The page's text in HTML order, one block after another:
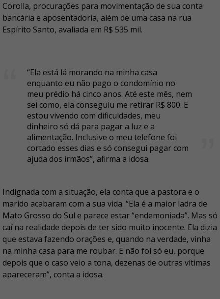
Corolla, procurações para movimentação de sua conta
bancária e aposentadoria, além de uma casa na rua
Espírito Santo, avaliada em R$ 535 mil.
“Ela está lá morando na minha casa
enquanto eu não pago o condomínio no
meu prédio há cinco anos. Até este mês, nem
sei como, ela conseguiu me retirar R$ 800. E
estou vivendo com dificuldades, meu
dinheiro só dá para pagar a luz e a
alimentação. Inclusive o meu telefone foi
cortado esses dias e só consegui pagar com
ajuda dos irmãos”, afirma a idosa.
Indignada com a situação, ela conta que a pastora e o
marido acabaram com a sua vida. “Ela é a maior ladra de
Mato Grosso do Sul e parece estar “endemoniada”. Mas só
caí na realidade depois de ter sido muito inocente. Ela dizia
que estava fazendo orações e, quando na verdade, vinha
na minha casa para me roubar. E não foi só eu, porque
depois que o caso veio a tona, dezenas de outras vítimas
apareceram”, conta a idosa.